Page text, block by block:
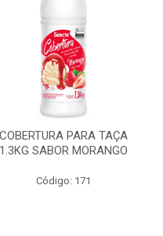
COBERTURA PARA TAÇA
1.3KG SABOR MORANGO
Código: 171